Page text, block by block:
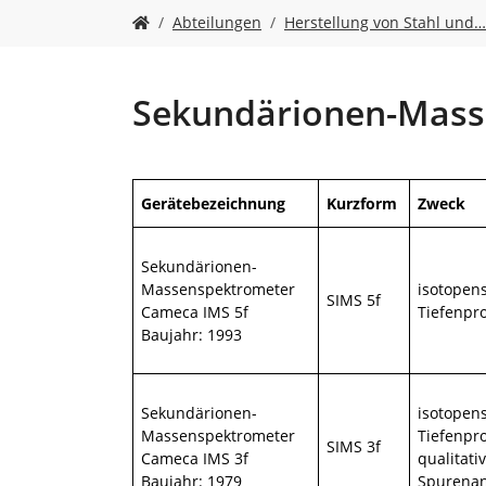
i
i
n
Abteilungen Herstellung von Stahl und…
Sekundärionen-
Gerätebezeichnung Kurzform Zweck
Sekundärionen-
Massenspektrometer
Cameca IMS 5f
Baujahr: 1993
SIMS 5f
Sekundärionen-
Massenspektrometer
Cameca IMS 3f
Baujahr: 1979
SIMS 3f